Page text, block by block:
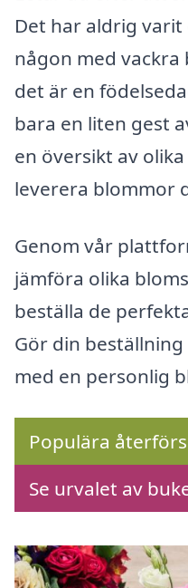
Det har aldrig
någon med vackra
det är en
bara en liten gest
en översikt av
leverera blommor
Genom vår
jämföra olika
beställa de
Gör din
med en personlig
Populära
Se urvalet av